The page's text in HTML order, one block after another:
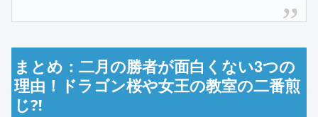
まとめ：二月の勝者が面白くない3つの
理由！ドラゴン桜や女王の教室の二番煎
じ⁈